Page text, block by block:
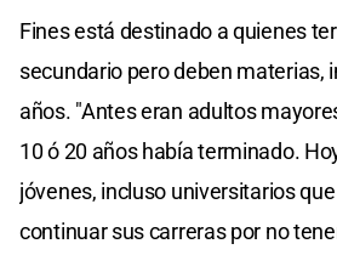
Fines está destinado a quienes
secundario pero deben materias,
años. "Antes eran adultos
10 ó 20 años había terminado.
jóvenes, incluso universitarios
continuar sus carreras por no